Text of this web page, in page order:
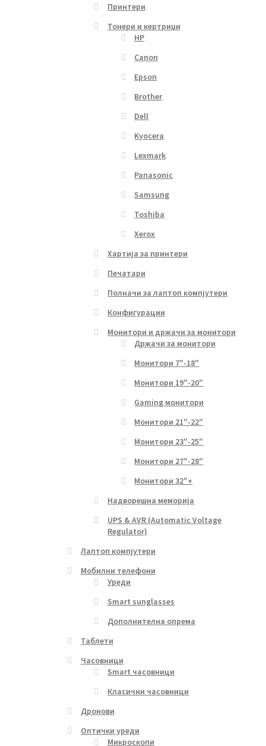
Принтери
Тонери и кертриџи
HP
Canon
Epson
Brother
Dell
Kyocera
Lexmark
Panasonic
Samsung
Toshiba
Xerox
Хартија за принтери
Печатари
Полначи за лаптоп компјутери
Конфигурации
Монитори и држачи за монитори
Држачи за монитори
Монитори 7″-18″
Монитори 19″-20″
Gaming монитори
Монитори 21″-22″
Монитори 23″-25″
Монитори 27″-28″
Монитори 32″+
Надворешна меморија
UPS & AVR (Automatic Voltage
Regulator)
Лаптоп компјутери
Мобилни телефони
Уреди
Smart sunglasses
Дополнителна опрема
Таблети
Часовници
Smart часовници
Класични часовници
Дронови
Оптички уреди
Микроскопи